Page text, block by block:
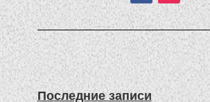
Последние записи